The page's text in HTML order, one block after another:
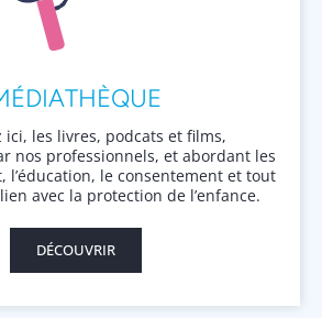
ici, les livres, podcats et films,
nos professionnels, et abordant les
l’éducation, le consentement et tout
avec la protection de l’enfance.
DÉCOUVRIR